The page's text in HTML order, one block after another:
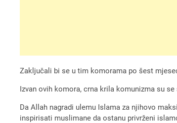
Zaključali bi se u tim komorama po šest
Izvan ovih komora, crna krila komunizma su
Da Allah nagradi ulemu Islama za njihovo
inspirisati muslimane da ostanu privrženi